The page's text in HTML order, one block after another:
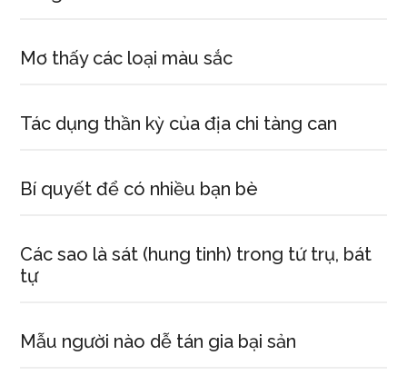
Mơ thấy các loại màu sắc
Tác dụng thần kỳ của địa chi tàng can
Bí quyết để có nhiều bạn bè
Các sao là sát (hung tinh) trong tứ trụ, bát
tự
Mẫu người nào dễ tán gia bại sản